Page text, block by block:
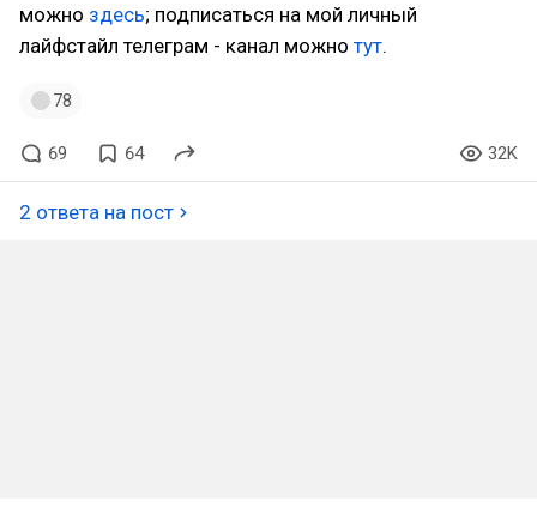
можно здесь; подписаться на мой личный
лайфстайл телеграм - канал можно тут.
78
69 64 32K
2 ответа на пост